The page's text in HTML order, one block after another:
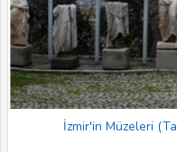
İzmir'in Müzeleri